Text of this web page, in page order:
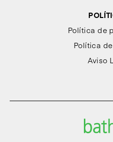
Política de
Política
Aviso